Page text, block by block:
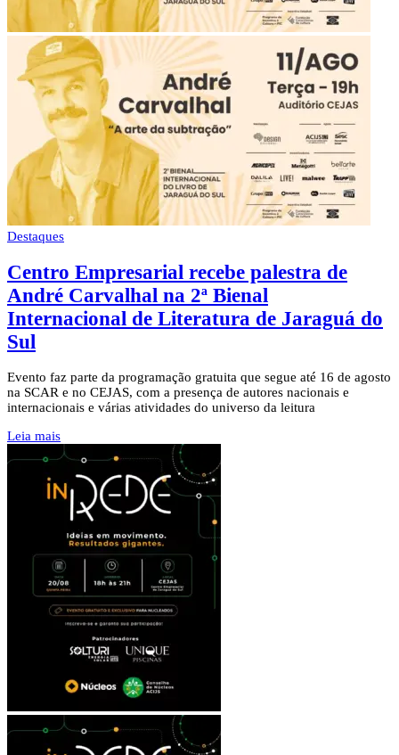
Destaques
Centro Empresarial recebe palestra de
André Carvalhal na 2ª Bienal
Internacional de Literatura de Jaraguá do
Sul
Evento faz parte da programação gratuita que segue até 16 de agosto
na SCAR e no CEJAS, com a presença de autores nacionais e
internacionais e várias atividades do universo da leitura
Leia mais